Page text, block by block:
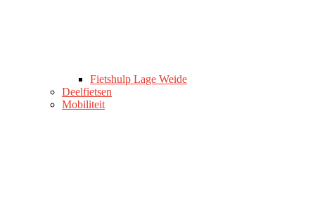
Fietshulp Lage Weide
Deelfietsen
Mobiliteit